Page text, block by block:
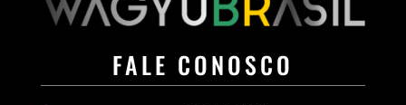
FALE CONOSCO